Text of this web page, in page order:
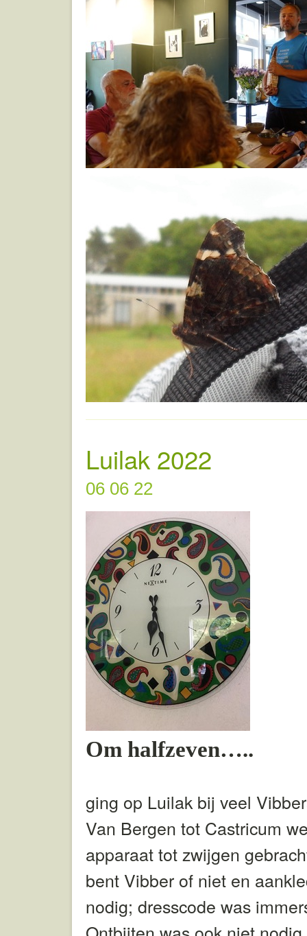
Luilak 2022
06 06 22
Om halfzeven…..
ging op Luilak bij veel
Van Bergen tot Castricum
apparaat tot zwijgen
bent Vibber of niet en
nodig; dresscode was